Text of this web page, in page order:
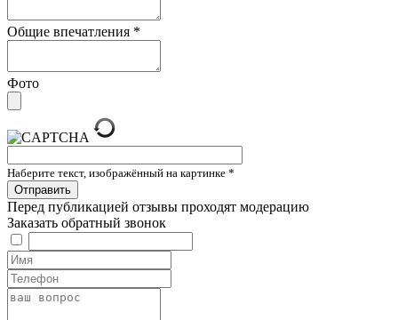
Общие впечатления *
Фото
Наберите текст, изображённый на картинке *
Перед публикацией отзывы проходят модерацию
Заказать обратный звонок